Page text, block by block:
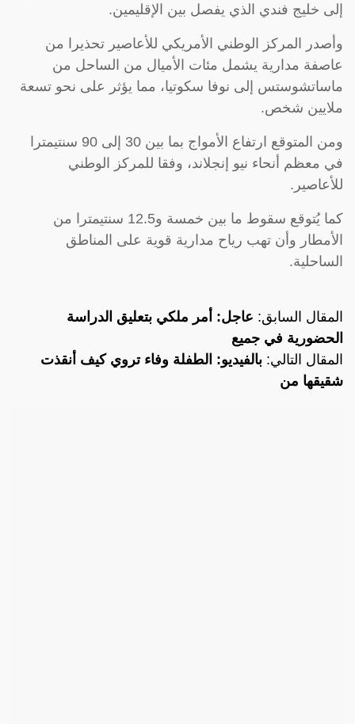
إلى خليج فندي الذي يفصل بين الإقليمين.
وأصدر المركز الوطني الأمريكي للأعاصير تحذيرا من
عاصفة مدارية يشمل مئات الأميال من الساحل من
ماساتشوستس إلى نوفا سكوتيا، مما يؤثر على نحو تسعة
ملايين شخص.
ومن المتوقع ارتفاع الأمواج بما بين 30 إلى 90 سنتيمترا
في معظم أنحاء نيو إنجلاند، وفقا للمركز الوطني
للأعاصير.
كما يُتوقع سقوط ما بين خمسة و12.5 سنتيمترا من
الأمطار وأن تهب رياح مدارية قوية على المناطق
الساحلية.
المقال السابق: عاجل: أمر ملكي بتعليق الدراسة
الحضورية في جميع
المقال التالي: بالفيديو: الطفلة وفاء تروي كيف أنقذت
شقيقها من